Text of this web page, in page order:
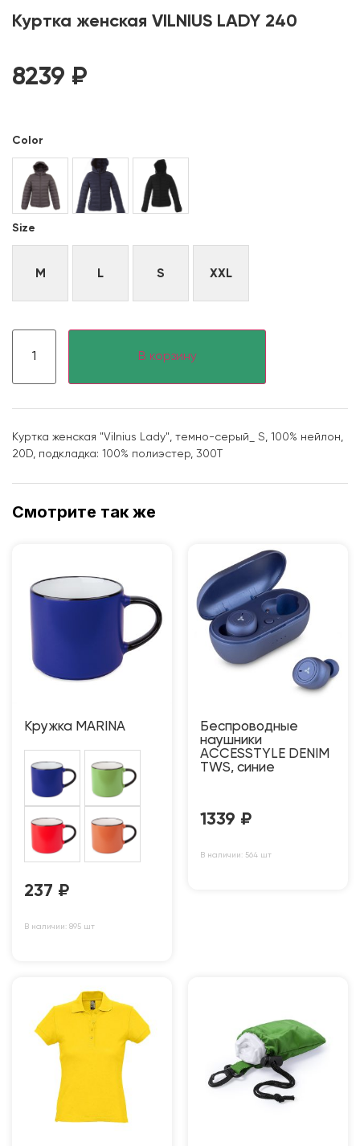
Куртка женская VILNIUS LADY 240
8239 ₽
Color
Size
M L S XXL
В корзину
Куртка женская "Vilnius Lady", темно-серый_ S, 100% нейлон,
20D, подкладка: 100% полиэстер, 300T
Смотрите так же
Кружка MARINA
237 ₽
В наличии: 895 шт
Беспроводные
наушники
ACCESSTYLE DENIM
TWS, синие
1339 ₽
В наличии: 564 шт